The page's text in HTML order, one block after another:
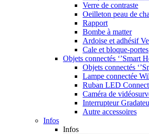
Verre de contraste
Oeilleton peau de
Rapport
Bombe à matter
Ardoise et adhésif
Cale et bloque-portes
Objets connectés ‘’Smart
Objets connectés
Lampe connectée
Ruban LED
Caméra de
Interrupteur
Autre accessoires
Infos
Infos